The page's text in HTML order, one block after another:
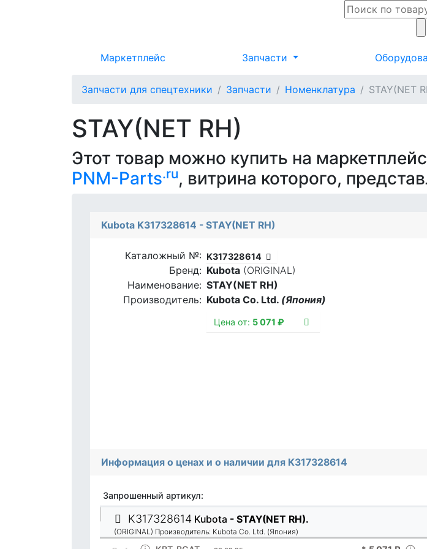
Маркетплейс Запчасти
Запчасти для спецтехники Запчасти Номенклатура STAY(NET
STAY(NET RH)
Этот товар можно купить на
PNM-Parts.ru, витрина которого,
Kubota K317328614 - STAY(NET RH)
Каталожный №: K317328614
Бренд: Kubota (ORIGINAL)
Наименование: STAY(NET RH)
Производитель: Kubota Co. Ltd. (Япония)
Цена от: 5 071 ₽
Информация о ценах и о наличии для K317328614
Запрошенный артикул:
K317328614 Kubota - STAY(NET RH).
(ORIGINAL) Производитель: Kubota Co. Ltd. (Япония)